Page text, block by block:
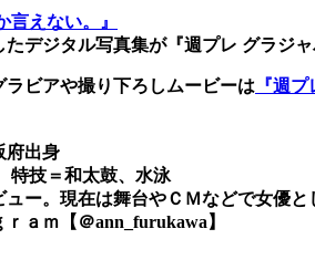
えない。』
デジタル写真集が『週プレ グラジ
ビアや撮り下ろしムービーは 『週
府出身
技＝和太鼓、水泳
ー。現在は舞台やＣＭなどで女優と
ａｍ【＠ann_furukawa】